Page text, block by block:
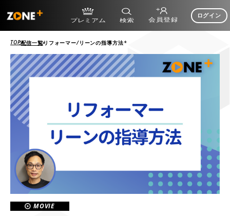
ログイン
TOP配信一覧リフォーマー/リーンの指導方法*
MOVIE